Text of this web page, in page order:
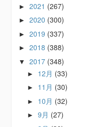
►2021 (267)
►2020 (300)
►2019 (337)
►2018 (388)
▼2017 (348)
► 12月 (33)
► 11月 (30)
► 10月 (32)
►9月 (27)